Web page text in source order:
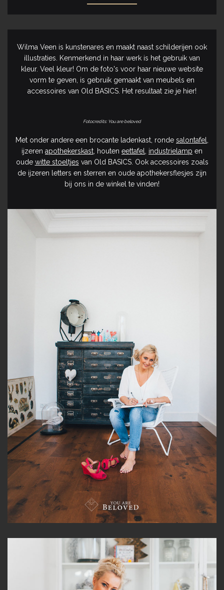
Wilma Veen is kunstenares en maakt naast schilderijen ook
illustraties. Kenmerkend in haar werk is het gebruik van
kleur. Veel kleur! Om de foto's voor haar nieuwe website
vorm te geven, is gebruik gemaakt van meubels en
accessoires van Old BASICS. Het resultaat zie je hier!
Fotocredits: You are beloved
Met onder andere een brocante ladenkast, ronde salontafel
ijzeren apothekerskast , houten eettafel industrielamp en
oude witte stoeltjes van Old BASICS. Ook accessoires zoals
de ijzeren letters en sterren en oude apothekersflesjes zijn
bij ons in de winkel te vinden!